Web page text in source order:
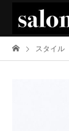
スタイル